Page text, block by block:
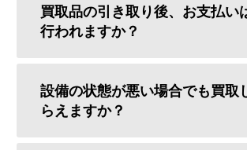
買取品の引き取り後、お支払い
行われますか？
設備の状態が悪い場合でも買取
らえますか？